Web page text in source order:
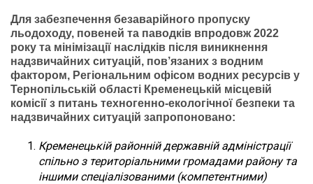
Для забезпечення безаварійного пропуску
льодоходу, повеней та паводків впродовж 2022
року та мінімізації наслідків після виникнення
надзвичайних ситуацій, пов’язаних з водним
фактором, Регіональним офісом водних ресурсів у
Тернопільській області Кременецькій місцевій
комісії з питань техногенно-екологічної безпеки та
надзвичайних ситуацій запропоновано:
Кременецькій районній державній адміністрації
спільно з територіальними громадами району та
іншими спеціалізованими (компетентними)